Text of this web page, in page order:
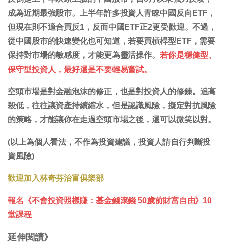
成為近期最強股市。上半年許多投資人青睞中國反向ETF，
但現在則不適合買反1，反而中國ETF正2更受歡迎。不過，
從中國股市的快速變化也可知道，若要買槓桿型ETF，需要
保持對市場的敏感度，才能更為靈活操作。若你是穩健型、
保守型投資人，最好還是不要輕易嘗試。
空頭市場是對金融泡沫的修正，也是對投資人的修鍊。追高
殺低，往往讓資產持續縮水，但是認識風險，擬定對抗風險
的策略，才能讓你在走過空頭市場之後，還可以微笑以對。
(以上為個人看法，不作為投資建議，投資人請自行判斷投
資風險)
歡迎加入林奇芬治富俱樂部
報名《不會投資照樣賺：基金錢滾錢 50歲前財富自由》10
堂課程
延伸閱讀》